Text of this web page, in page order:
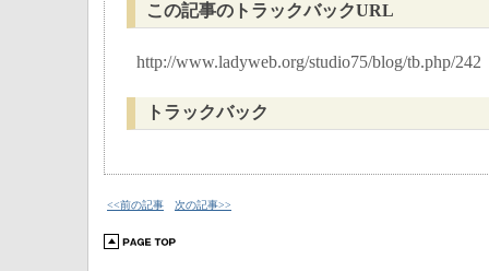
この記事のトラックバックURL
http://www.ladyweb.org/studio75/blog/tb.php/242
トラックバック
<<前の記事 次の記事>>